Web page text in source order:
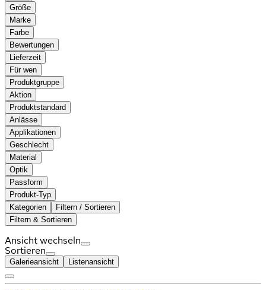
Größe
Marke
Farbe
Bewertungen
Lieferzeit
Für wen
Produktgruppe
Aktion
Produktstandard
Anlässe
Applikationen
Geschlecht
Material
Optik
Passform
Produkt-Typ
Kategorien
Filtern / Sortieren
Filtern & Sortieren
Ansicht wechseln
Sortieren
Galerieansicht Listenansicht